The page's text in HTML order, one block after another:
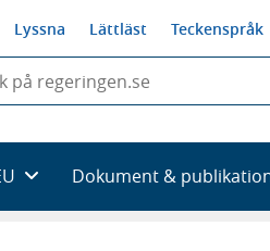
Lyssna Lättläst Teckenspråk
Dokument &